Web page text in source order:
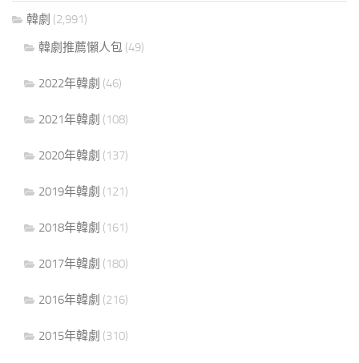
韓劇 (2,991)
韓劇推薦懶人包 (49)
2022年韓劇 (46)
2021年韓劇 (108)
2020年韓劇 (137)
2019年韓劇 (121)
2018年韓劇 (161)
2017年韓劇 (180)
2016年韓劇 (216)
2015年韓劇 (310)